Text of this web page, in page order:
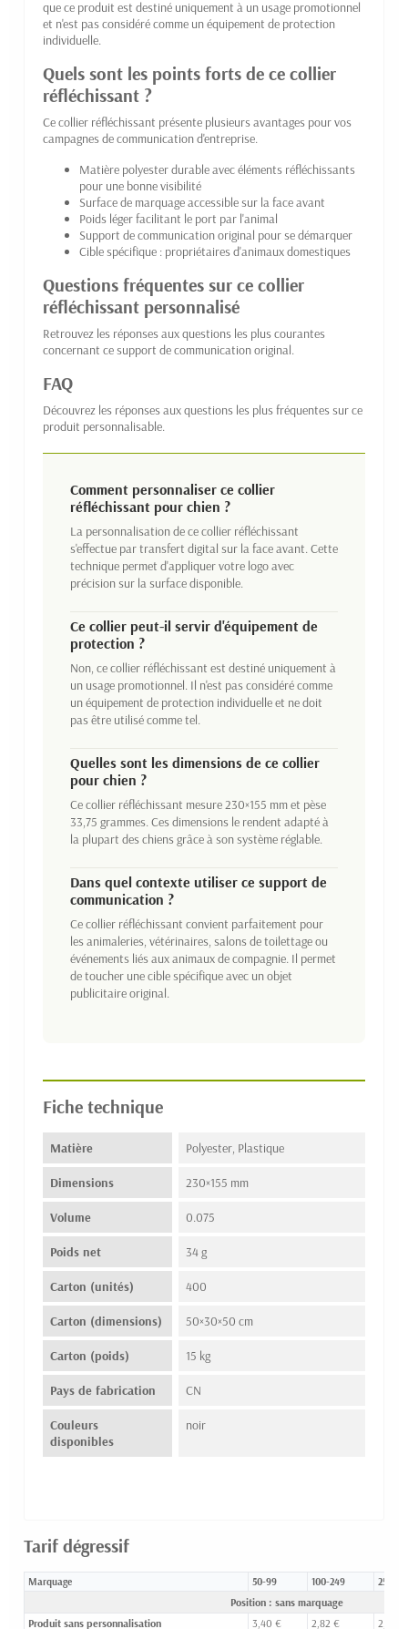
que ce produit est destiné uniquement à un usage promotionnel
et n'est pas considéré comme un équipement de protection
individuelle.
Quels sont les points forts de ce collier
réfléchissant ?
Ce collier réfléchissant présente plusieurs avantages pour vos
campagnes de communication d'entreprise.
Matière polyester durable avec éléments réfléchissants
pour une bonne visibilité
Surface de marquage accessible sur la face avant
Poids léger facilitant le port par l'animal
Support de communication original pour se démarquer
Cible spécifique : propriétaires d'animaux domestiques
Questions fréquentes sur ce collier
réfléchissant personnalisé
Retrouvez les réponses aux questions les plus courantes
concernant ce support de communication original.
FAQ
Découvrez les réponses aux questions les plus fréquentes sur ce
produit personnalisable.
Comment personnaliser ce collier
réfléchissant pour chien ?
La personnalisation de ce collier réfléchissant
s'effectue par transfert digital sur la face avant. Cette
technique permet d'appliquer votre logo avec
précision sur la surface disponible.
Ce collier peut-il servir d'équipement de
protection ?
Non, ce collier réfléchissant est destiné uniquement à
un usage promotionnel. Il n'est pas considéré comme
un équipement de protection individuelle et ne doit
pas être utilisé comme tel.
Quelles sont les dimensions de ce collier
pour chien ?
Ce collier réfléchissant mesure 230×155 mm et pèse
33,75 grammes. Ces dimensions le rendent adapté à
la plupart des chiens grâce à son système réglable.
Dans quel contexte utiliser ce support de
communication ?
Ce collier réfléchissant convient parfaitement pour
les animaleries, vétérinaires, salons de toilettage ou
événements liés aux animaux de compagnie. Il permet
de toucher une cible spécifique avec un objet
publicitaire original.
Fiche technique
Matière Polyester, Plastique
Dimensions 230×155 mm
Volume 0.075
Poids net 34 g
Carton (unités) 400
Carton (dimensions) 50×30×50 cm
Carton (poids) 15 kg
Pays de fabrication CN
Couleurs
disponibles
noir
Tarif dégressif
Marquage 50-99 100-249 250-
Position : sans marquage
Produit sans personnalisation
3,40 € 2,82 €
2,45 €